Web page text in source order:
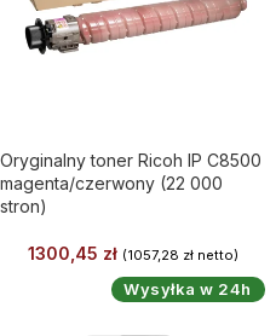
Oryginalny toner Ricoh IP C8500
magenta/czerwony (22 000
stron)
1300,45 zł (1057,28 złnetto)
Wysyłka w 24h